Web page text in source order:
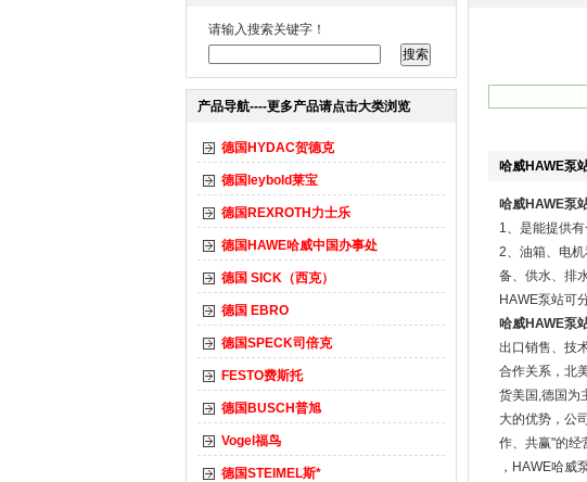
请输入搜索关键字！
产品导航----更多产品请点击大类浏览
德国HYDAC贺德克
德国leybold莱宝
德国REXROTH力士乐
德国HAWE哈威中国办事处
德国 SICK（西克）
德国 EBRO
德国SPECK司倍克
FESTO费斯托
德国BUSCH普旭
Vogel福鸟
德国STEIMEL斯*
哈威HAWE泵
哈威HAWE泵
1、是能提供
2、油箱、电
备、供水、排
HAWE泵站可
哈威HAWE泵
出口销售、技
合作关系，北
货美国,德国为
大的优势，公
作、共赢"的经
，HAWE哈威